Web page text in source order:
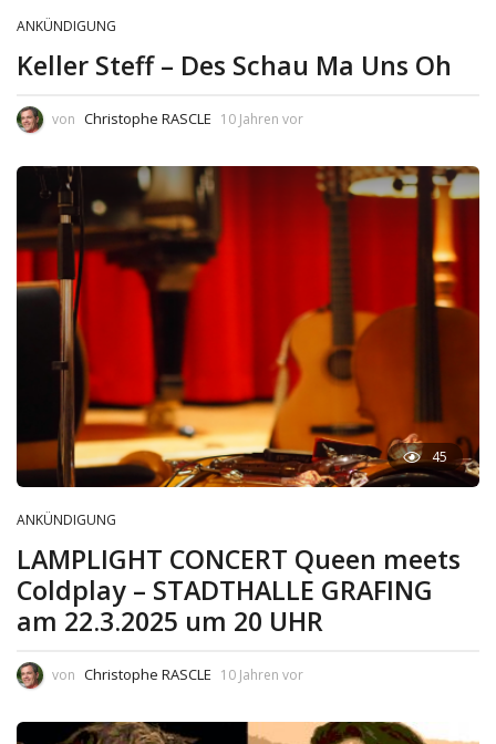
ANKÜNDIGUNG
Keller Steff – Des Schau Ma Uns Oh
von Christophe RASCLE 10 Jahren vor
45
ANKÜNDIGUNG
LAMPLIGHT CONCERT Queen meets
Coldplay – STADTHALLE GRAFING
am 22.3.2025 um 20 UHR
von Christophe RASCLE 10 Jahren vor